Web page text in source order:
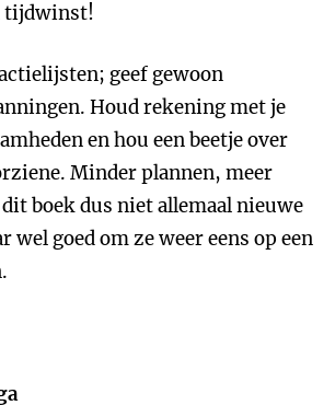
tijdwinst!
geef gewoon
Houd rekening met je
en hou een beetje over
Minder plannen, meer
boek dus niet allemaal nieuwe
wel goed om ze weer eens op een